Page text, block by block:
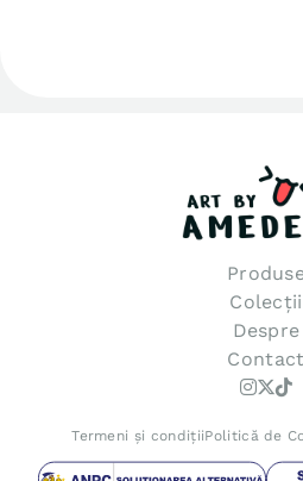
Amedeea Art
Colecții
Despre
Contact
Termeni și condițiiPolitică de